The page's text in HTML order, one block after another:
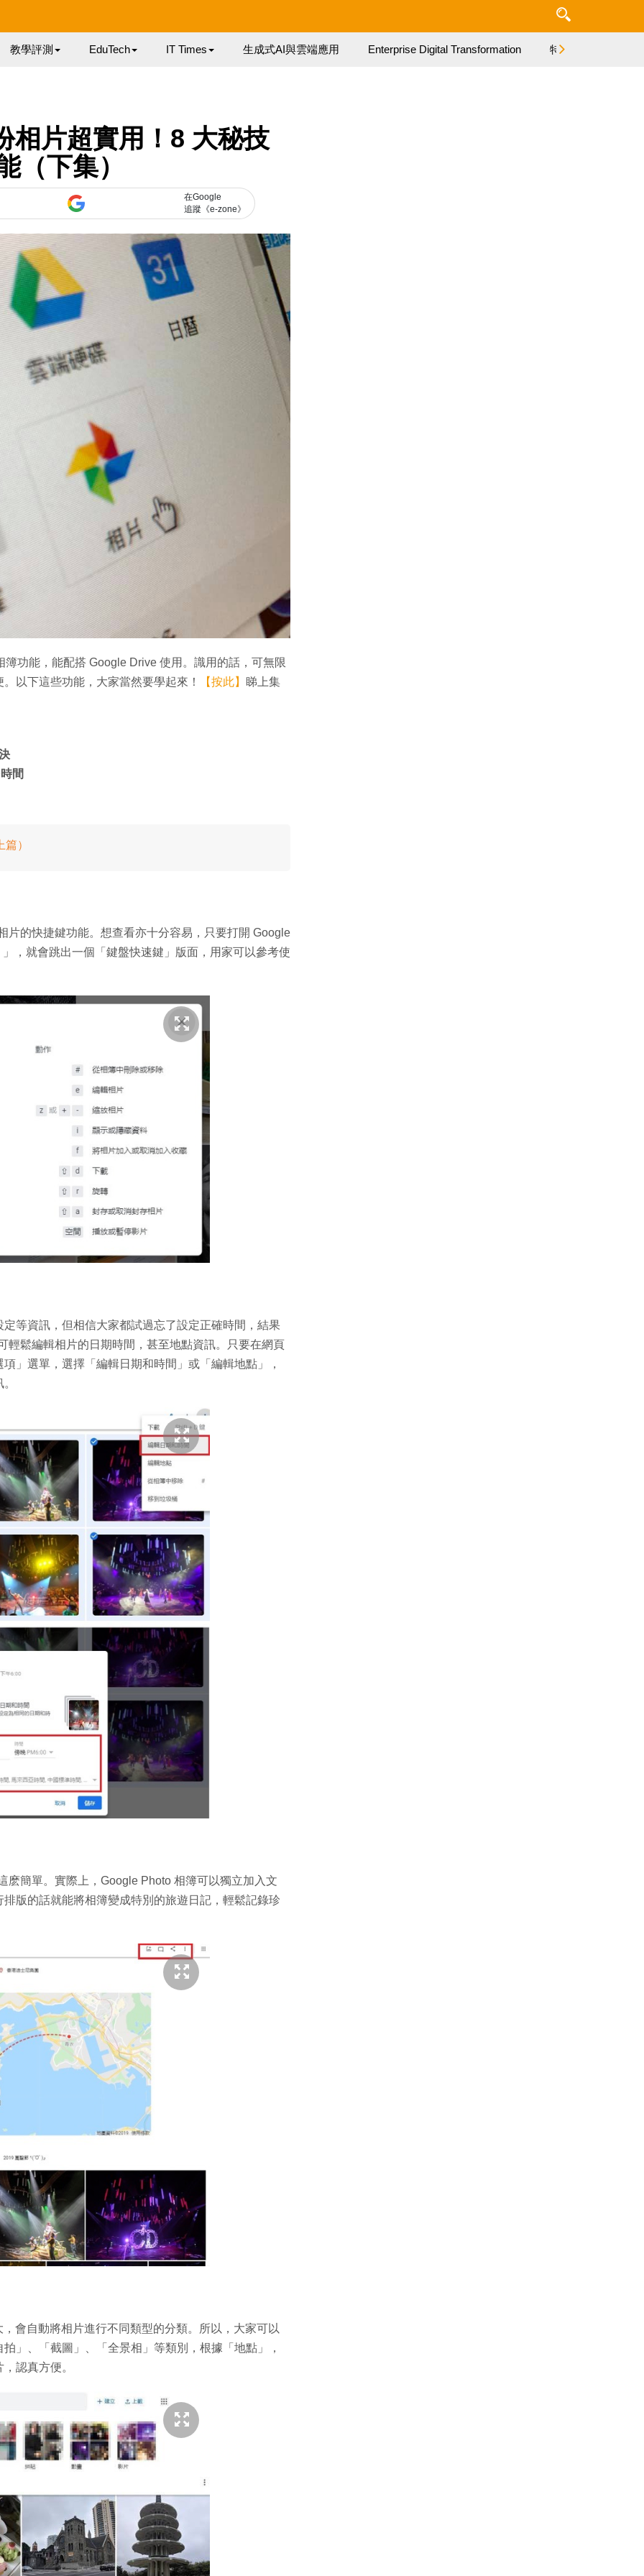
教學評測 EduTech IT Times 生成式AI與雲端應用 Enterprise Digital Transformation 特集
片超實用！8 大秘技
（下集）
在Google
追蹤《e-zone》
功能，能配搭 Google Drive 使用。識用的話，可無限
以下這些功能，大家當然要學起來！
【按此】 睇上集
間
）
片的快捷鍵功能。想查看亦十分容易，只要打開 Google
，就會跳出一個「鍵盤快速鍵」版面，用家可以參考使
等資訊，但相信大家都試過忘了設定正確時間，結果
輕鬆編輯相片的日期時間，甚至地點資訊。只要在網頁
」選單，選擇「編輯日期和時間」或「編輯地點」，
麽簡單。實際上，Google Photo 相簿可以獨立加入文
版的話就能將相簿變成特別的旅遊日記，輕鬆記錄珍
會自動將相片進行不同類型的分類。所以，大家可以
」、「截圖」、「全景相」等類別，根據「地點」，
認真方便。